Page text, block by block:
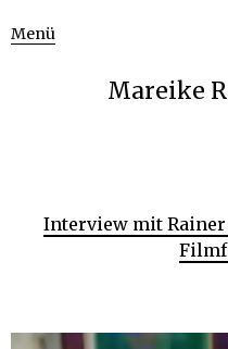
Menü
Mareike
Interview mit Rainer